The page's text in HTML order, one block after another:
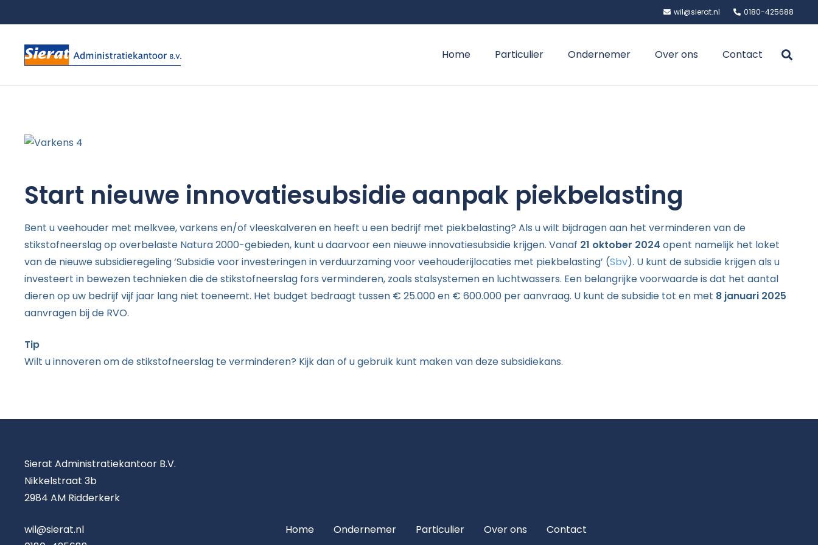
wil@sierat.nl 0180-425688
Home Particulier Ondernemer Over ons Contact
Start nieuwe innovatiesubsidie aanpak piekbelasting
Bent u veehouder met melkvee, varkens en/of vleeskalveren en heeft u een bedrijf met piekbelasting? Als u wilt bijdragen aan het verminderen van de
stikstofneerslag op overbelaste Natura 2000-gebieden, kunt u daarvoor een nieuwe innovatiesubsidie krijgen. Vanaf 21 oktober 2024 opent namelijk het loket
van de nieuwe subsidieregeling ‘Subsidie voor investeringen in verduurzaming voor veehouderijlocaties met piekbelasting’ (Sbv). U kunt de subsidie krijgen als u
investeert in bewezen technieken die de stikstofneerslag fors verminderen, zoals stalsystemen en luchtwassers. Een belangrijke voorwaarde is dat het aantal
dieren op uw bedrijf vijf jaar lang niet toeneemt. Het budget bedraagt tussen € 25.000 en € 600.000 per aanvraag. U kunt de subsidie tot en met 8 januari 2025
aanvragen bij de RVO.
Tip
Wilt u innoveren om de stikstofneerslag te verminderen? Kijk dan of u gebruik kunt maken van deze subsidiekans.
Sierat Administratiekantoor B.V.
Nikkelstraat 3b
2984 AM Ridderkerk
wil@sierat.nl
Home Ondernemer Particulier Over ons Contact